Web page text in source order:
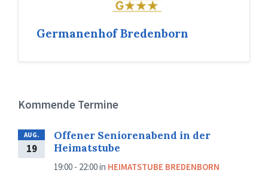
Germanenhof Bredenborn
Kommende Termine
AUG.
19
Offener Seniorenabend in der
Heimatstube
19:00 - 22:00in HEIMATSTUBE BREDENBORN